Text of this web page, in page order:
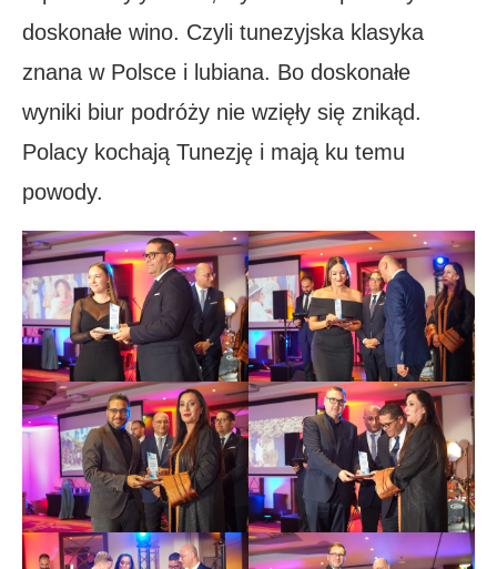
doskonałe wino. Czyli tunezyjska klasyka
znana w Polsce i lubiana. Bo doskonałe
wyniki biur podróży nie wzięły się znikąd.
Polacy kochają Tunezję i mają ku temu
powody.